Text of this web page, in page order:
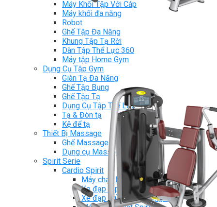
Máy Khối Tập Với Cáp
Máy khối đa năng
Robot
Ghế Tập Đa Năng
Khung Tập Tạ Rời
Dàn Tập Thể Lực 360
Máy tập Home Gym
Dụng Cụ Tập Gym
Giàn Tạ Đa Năng
Ghế Tập Bụng
Ghế Tập Tạ
Dụng Cụ Tập Thể Lực
Tạ & Đòn tạ
Kệ để tạ
Thiết Bị Massage
Ghế Massage
Dụng cụ Massage
Spirit Serie
Cardio Spirit
Máy chạy bộ Spirit
Xe đạp tập Spirit
Xe đạp ngồi có tựa lưng Spirit